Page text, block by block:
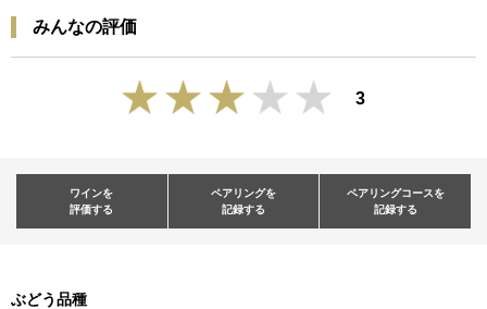
みんなの評価
3
ワインを
評価する
ペアリングを
記録する
ペアリングコースを
記録する
ぶどう品種